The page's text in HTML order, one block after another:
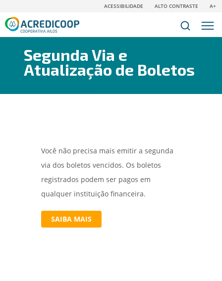
ACESSIBILIDADE ALTO CONTRASTE A+
Segunda Via e
Atualização de Boletos
Você não precisa mais emitir a segunda
via dos boletos vencidos. Os boletos
registrados podem ser pagos em
qualquer instituição financeira.
SAIBA MAIS